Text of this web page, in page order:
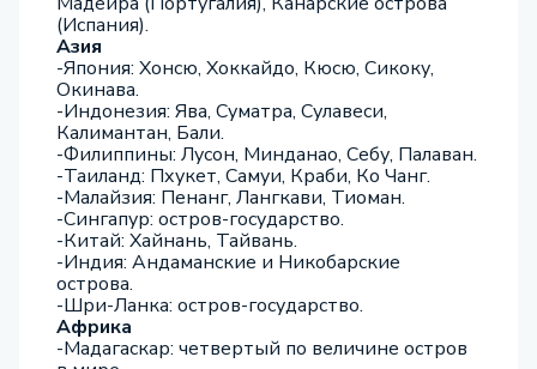
(Испания).
Азия
-Япония: Хонсю, Хоккайдо, Кюсю, Сикоку,
Окинава.
-Индонезия: Ява, Суматра, Сулавеси,
Калимантан, Бали.
-Филиппины: Лусон, Минданао, Себу, Палаван.
-Таиланд: Пхукет, Самуи, Краби, Ко Чанг.
-Малайзия: Пенанг, Лангкави, Тиоман.
-Сингапур: остров-государство.
-Китай: Хайнань, Тайвань.
-Индия: Андаманские и Никобарские
острова.
-Шри-Ланка: остров-государство.
Африка
-Мадагаскар: четвертый по величине остров